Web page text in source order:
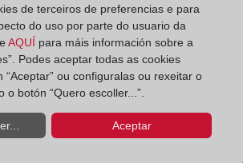
Arregui, 8 - 2º, 50005
de 09:00 a 17:00 horas
a viernes de 09:00 a 14:00 horas
de terceiros de preferencias e para
do uso por parte do usuario da
AQUÍ para máis información sobre a
Podes aceptar todas as cookies
“Aceptar” ou configuralas ou rexeitar o
o botón “Quero escoller...”.
Aceptar